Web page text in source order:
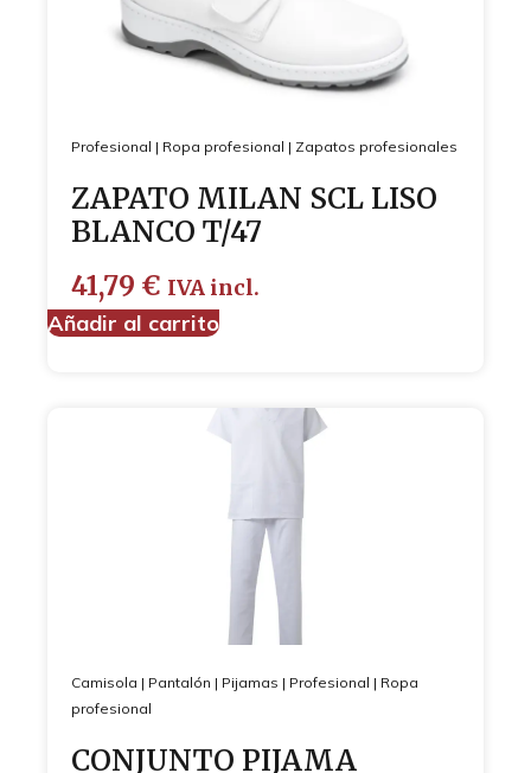
Profesional | Ropa profesional | Zapatos profesionales
ZAPATO MILAN SCL LISO
BLANCO T/47
41,79 € IVA incl.
Añadir al carrito
Camisola | Pantalón | Pijamas | Profesional | Ropa
profesional
CONJUNTO PIJAMA